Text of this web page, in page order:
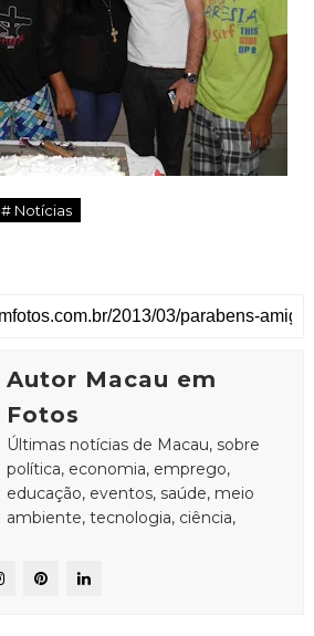
# Notícias
Autor Macau em
Fotos
Últimas notícias de Macau, sobre
política, economia, emprego,
educação, eventos, saúde, meio
ambiente, tecnologia, ciência,